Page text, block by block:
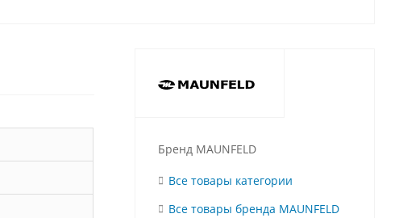
Бренд MAUNFELD
Все товары категории
Все товары бренда MAUNFELD